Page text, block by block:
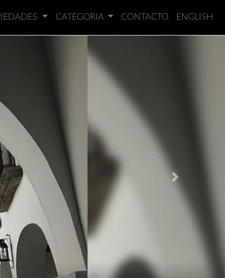
CATEGORIA CONTACTO ENGLISH
Next